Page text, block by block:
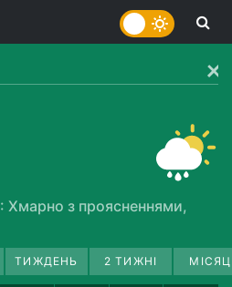
: Хмарно з проясненнями,
ТИЖДЕНЬ 2 ТИЖНІ